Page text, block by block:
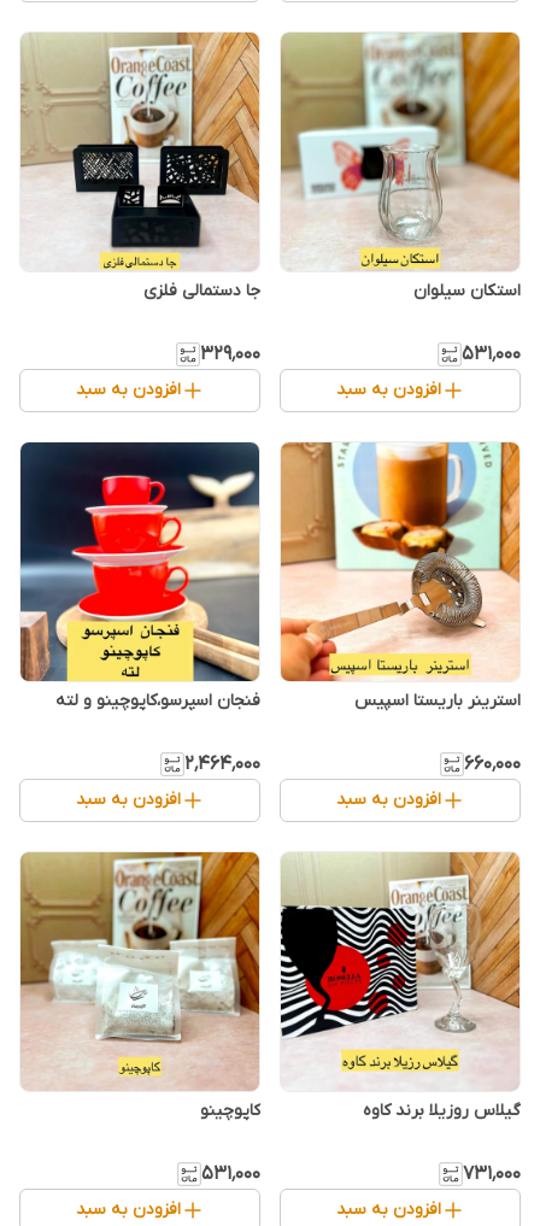
استکان سیلوان
۵۳۱٬۰۰۰
افزودن به سبد
جا دستمالی فلزی
۳۲۹٬۰۰۰
افزودن به سبد
استرینر باریستا اسپیس
۶۶۰٬۰۰۰
افزودن به سبد
فنجان اسپرسو،کاپوچینو و لته
۲٬۴۶۴٬۰۰۰
افزودن به سبد
گیلاس روزیلا برند کاوه
۷۳۱٬۰۰۰
افزودن به سبد
کاپوچینو
۵۳۱٬۰۰۰
افزودن به سبد